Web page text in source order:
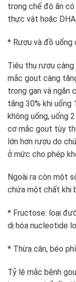
trong chế độ ăn
thực vật hoặc
* Rượu và đồ uống
Tiêu thụ rượu
mắc gout càng
trong gan và ngăn
tăng 30% khi
không uống, uống
cơ mắc gout tùy
lớn hơn rượu do
ở mức cho phép
Ngoài ra còn một
chứa một chất khi
* Fructose: loại
dị hóa nucleotide
* Thừa cân, béo
Tỷ lệ mắc bệnh